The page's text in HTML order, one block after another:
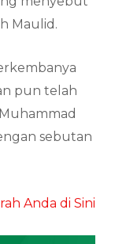
Maulid.
pun telah
sebutan
Anda di Sini